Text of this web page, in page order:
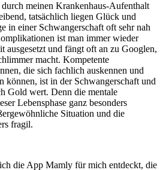
meinen Krankenhaus-Aufenthalt
tatsächlich liegen Glück und
in einer Schwangerschaft oft sehr nah
ist man immer wieder
ausgesetzt und fängt oft an zu Googlen,
macht. Kompetente
die sich fachlich auskennen und
können, ist in der Schwangerschaft und
Gold wert. Denn die mentale
Lebensphase ganz besonders
Situation und die
fragil.
die App Mamly für mich entdeckt, die